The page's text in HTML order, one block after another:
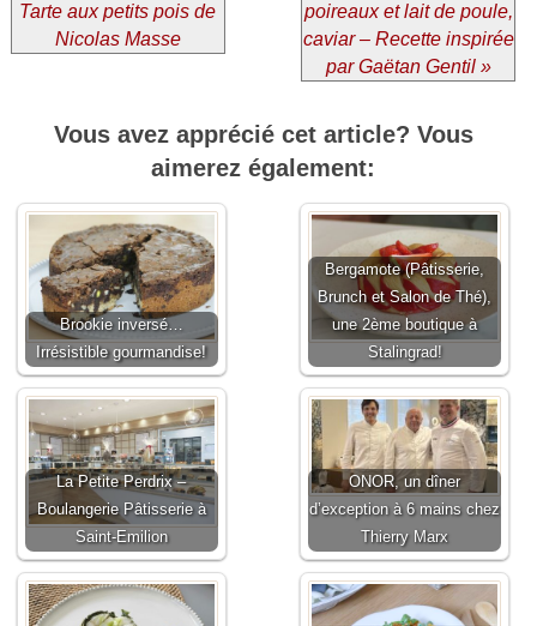
Tarte aux petits pois de
Nicolas Masse
poireaux et lait de poule,
caviar – Recette inspirée
par Gaëtan Gentil »
Vous avez apprécié cet article? Vous
aimerez également:
Brookie inversé…
Irrésistible gourmandise!
Bergamote (Pâtisserie,
Brunch et Salon de Thé),
une 2ème boutique à
Stalingrad!
La Petite Perdrix –
Boulangerie Pâtisserie à
Saint-Emilion
ONOR, un dîner
d’exception à 6 mains chez
Thierry Marx